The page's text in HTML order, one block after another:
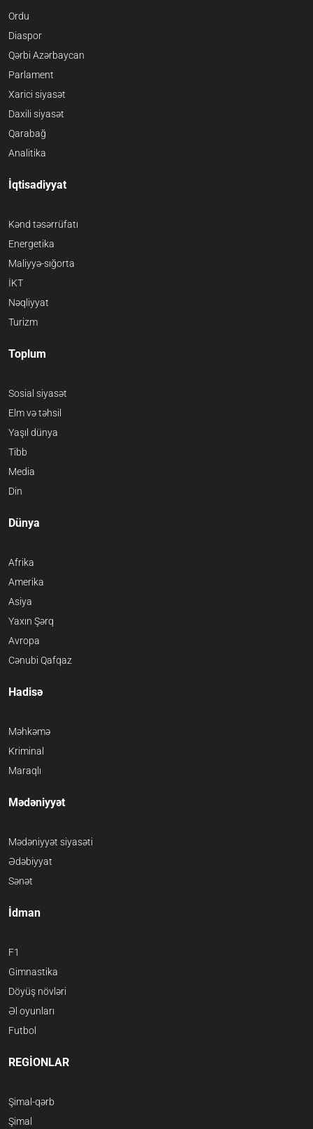
Ordu
Diaspor
Qərbi Azərbaycan
Parlament
Xarici siyasət
Daxili siyasət
Qarabağ
Analitika
İqtisadiyyat
Kənd təsərrüfatı
Energetika
Maliyyə-sığorta
İKT
Nəqliyyat
Turizm
Toplum
Sosial siyasət
Elm və təhsil
Yaşıl dünya
Tibb
Media
Din
Dünya
Afrika
Amerika
Asiya
Yaxın Şərq
Avropa
Cənubi Qafqaz
Hadisə
Məhkəmə
Kriminal
Maraqlı
Mədəniyyət
Mədəniyyət siyasəti
Ədəbiyyat
Sənət
İdman
F1
Gimnastika
Döyüş növləri
Əl oyunları
Futbol
REGİONLAR
Şimal-qərb
Şimal